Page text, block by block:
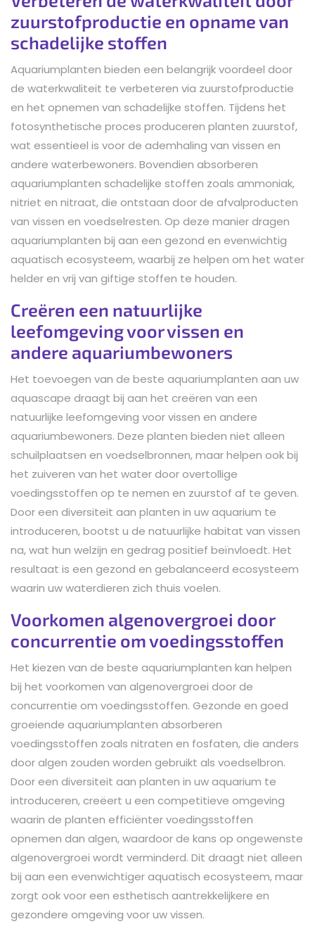
zuurstofproductie en opname van
schadelijke stoffen
Aquariumplanten bieden een belangrijk voordeel door
de waterkwaliteit te verbeteren via zuurstofproductie
en het opnemen van schadelijke stoffen. Tijdens het
fotosynthetische proces produceren planten zuurstof,
wat essentieel is voor de ademhaling van vissen en
andere waterbewoners. Bovendien absorberen
aquariumplanten schadelijke stoffen zoals ammoniak,
nitriet en nitraat, die ontstaan door de afvalproducten
van vissen en voedselresten. Op deze manier dragen
aquariumplanten bij aan een gezond en evenwichtig
aquatisch ecosysteem, waarbij ze helpen om het water
helder en vrij van giftige stoffen te houden.
Creëren een natuurlijke
leefomgeving voor vissen en
andere aquariumbewoners
Het toevoegen van de beste aquariumplanten aan uw
aquascape draagt bij aan het creëren van een
natuurlijke leefomgeving voor vissen en andere
aquariumbewoners. Deze planten bieden niet alleen
schuilplaatsen en voedselbronnen, maar helpen ook bij
het zuiveren van het water door overtollige
voedingsstoffen op te nemen en zuurstof af te geven.
Door een diversiteit aan planten in uw aquarium te
introduceren, bootst u de natuurlijke habitat van vissen
na, wat hun welzijn en gedrag positief beïnvloedt. Het
resultaat is een gezond en gebalanceerd ecosysteem
waarin uw waterdieren zich thuis voelen.
Voorkomen algenovergroei door
concurrentie om voedingsstoffen
Het kiezen van de beste aquariumplanten kan helpen
bij het voorkomen van algenovergroei door de
concurrentie om voedingsstoffen. Gezonde en goed
groeiende aquariumplanten absorberen
voedingsstoffen zoals nitraten en fosfaten, die anders
door algen zouden worden gebruikt als voedselbron.
Door een diversiteit aan planten in uw aquarium te
introduceren, creëert u een competitieve omgeving
waarin de planten efficiënter voedingsstoffen
opnemen dan algen, waardoor de kans op ongewenste
algenovergroei wordt verminderd. Dit draagt niet alleen
bij aan een evenwichtiger aquatisch ecosysteem, maar
zorgt ook voor een esthetisch aantrekkelijkere en
gezondere omgeving voor uw vissen.